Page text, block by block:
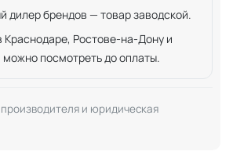
дилер брендов — товар заводской.
Ростове-на-Дону и
посмотреть до оплаты.
и юридическая